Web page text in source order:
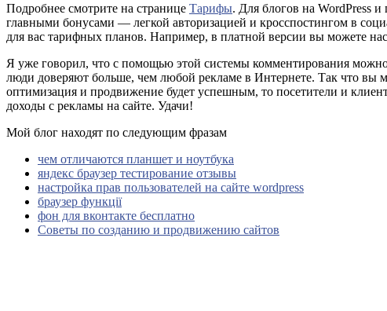
Подробнее смотрите на странице Тарифы. Для блогов на WordPress
главными бонусами — легкой авторизацией и кросспостингом в
для вас тарифных планов. Например, в платной версии вы можете
Я уже говорил, что с помощью этой системы комментирования
люди доверяют больше, чем любой рекламе в Интернете. Так что вы
оптимизация и продвижение будет успешным, то посетители и
доходы с рекламы на сайте. Удачи!
Мой блог находят по следующим фразам
чем отличаются планшет и ноутбука
яндекс браузер тестирование отзывы
настройка прав пользователей на сайте wordpress
браузер функції
фон для вконтакте бесплатно
Советы по созданию и продвижению сайтов